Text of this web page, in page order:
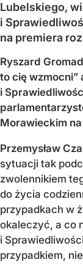
Lubelskiego,
i
na premiera
Ryszard
to cię wzmocni”
i
Morawieckim
Przemysław
sytuacji tak
zwolennikiem
do życia
przypadkach w
okaleczyć, a co
i
przypadkiem,